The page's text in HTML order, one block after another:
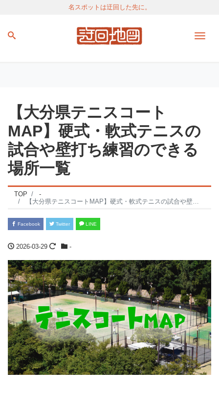
名スポットは迂回した先に。
【大分県テニスコート
MAP】硬式・軟式テニスの
試合や壁打ち練習のできる
場所一覧
TOP
-
【大分県テニスコートMAP】硬式・軟式テニスの試合や壁打ち練習のできる場所一覧
Facebook Twitter LINE
2026-03-29 -